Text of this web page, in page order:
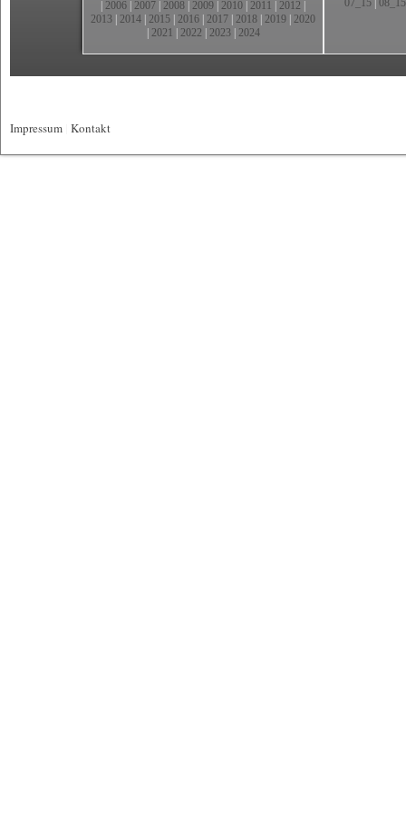
2006 2007 2008 2009 2010 2011 2012
2013 2014 2015 2016 2017 2018 2019 2020
2021 2022 2023| 2024
07_15 08_15
Impressum Kontakt